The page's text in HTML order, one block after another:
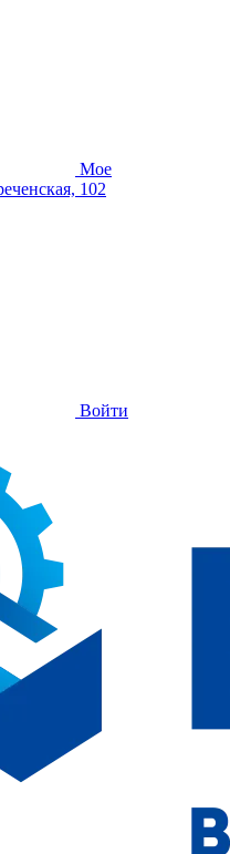
Мое
102
Войти